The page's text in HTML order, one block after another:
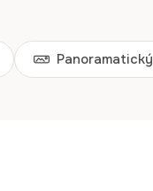
Panoramatický